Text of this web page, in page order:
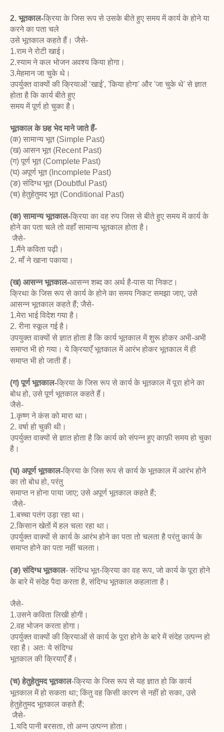
2. भूतकाल-क्रिया के जिस रूप से उसके बीते हुए समय में कार्य के होने या
करने का पता चले
उसे भूतकाल कहते हैं। जैसे-
1.राम ने रोटी खाई।
2.स्याम ने कल भोजन अवश्य किया होगा।
3.मेहमान जा चुके थे।
उपर्युक्त वाक्यों की क्रियाओं ‘खाई', 'किया होगा' और 'जा चुके थे' से ज्ञात
होता है कि कार्य बीते हुए
समय में पूर्ण हो चुका है।
भूतकाल के छह भेद माने जाते हैं-
(क) सामान्य भूत (Simple Past)
(ख) आसन भूत (Recent Past)
(ग) पूर्ण भूत (Complete Past)
(घ) अपूर्ण भूत (Incomplete Past)
(ङ) संदिग्ध भूत (Doubtful Past)
(च) हेतुहेतुमद भूत (Conditional Past)
(क) सामान्य भूतकाल-क्रिया का वह रुप जिस से बीते हुए समय में कार्य के
होने का पता चले तो वहाँ सामान्य भूतकाल होता है।
जैसे-
1.मैंने कविता पढ़ी।
2. माँ ने खाना पकाया।
(ख) आसन्न भूतकाल-आसन्न शब्द का अर्थ है-पास या निकट।
क्रिथा के जिस रूप से कार्य के होने का समय निकट समझा जाए, उसे
आसन्न भूतकाल कहते हैं; जैसे-
1.मेरा भाई विदेश गया है।
2. रीना स्कूल गई है।
उपयुक्त वाक्यों से ज्ञात होता है कि कार्य भूतकाल में शुरू होकर अभी-अभी
समाप्त भी हो गया। ये क्रियाएँ भूतकाल में आरंभ होकर भूतकाल में ही
समाप्त भी हो जाती हैं।
(ग) पूर्ण भूतकाल-क्रिया के जिस रूप से कार्य के भूतकाल में पूरा होने का
बोध हो, उसे पूर्ण भूतकाल कहते हैं।
जैसे-
1.कृष्ण ने कंस को मारा था।
2. वर्षा हो चुकी थी।
उपर्युक्त वाक्यों से ज्ञात होता है कि कार्य को संपन्न हुए काफ़ी समय हो चुका
है।
(घ) अपूर्ण भूतकाल-क्रिया के जिस रूप से कार्य के भूतकाल में आरंभ होने
का तो बोध हो, परंतु
समाप्त न होना पाया जाए; उसे अपूर्ण भूतकाल कहते हैं;
जैसे-
1.बच्चा पतंग उड़ा रहा था।
2.किसान खेतों में हल चला रहा था।
उपर्युक्त वाक्यों से कार्य के आरंभ होने का पता तो चलता है परंतु कार्य के
समाप्त होने का पता नहीं चलता।
(ङ) संदिग्ध भूतकाल- संदिग्ध भूत-क्रिया का वह रूप, जो कार्य के पूरा होने
के बारे में संदेह पैदा करता है, संदिग्ध भूतकाल कहलाता है।
जैसे-
1.उसने कविता लिखी होगी।
2.वह भोजन करता होगा।
उपर्युक्त वाक्यों की क्रियाओं से कार्य के पूरा होने के बारे में संदेह उत्पन्न हो
रहा है। अतः ये संदिग्ध
भूतकाल की क्रियाएँ हैं।
(च) हेतुहेतुमद भूतकाल-क्रिया के जिस रूप से यह ज्ञात हो कि कार्य
भूतकाल में हो सकता था; किंतुवह किसी कारण से नहीं हो सका, उसे
हेतुहेतुमद भूतकाल कहते हैं;
जैसे-
1.यदि पानी बरसता, तो अन्न उत्पन्न होता।